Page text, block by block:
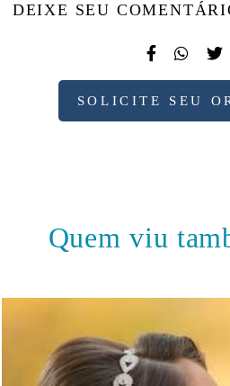
DEIXE SEU
SOLICITE SEU
Quem viu